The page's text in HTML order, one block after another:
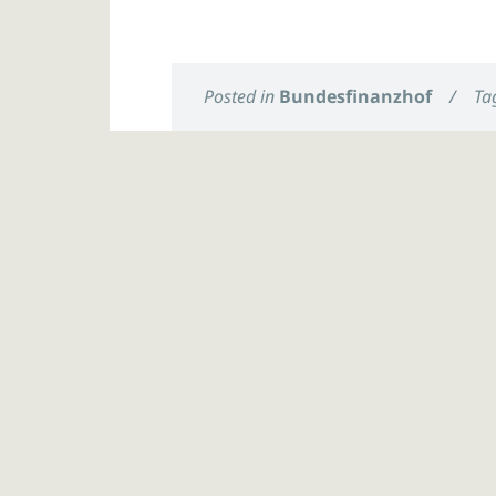
Posted in Bundesfinanzhof /